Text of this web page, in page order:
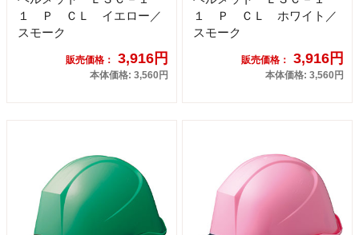
１ Ｐ ＣＬ イエロー／
スモーク
販売価格： 3,916円
本体価格: 3,560円
１ Ｐ ＣＬ ホワイト／
スモーク
販売価格： 3,916円
本体価格: 3,560円